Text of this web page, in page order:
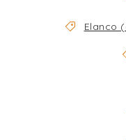
Elanco